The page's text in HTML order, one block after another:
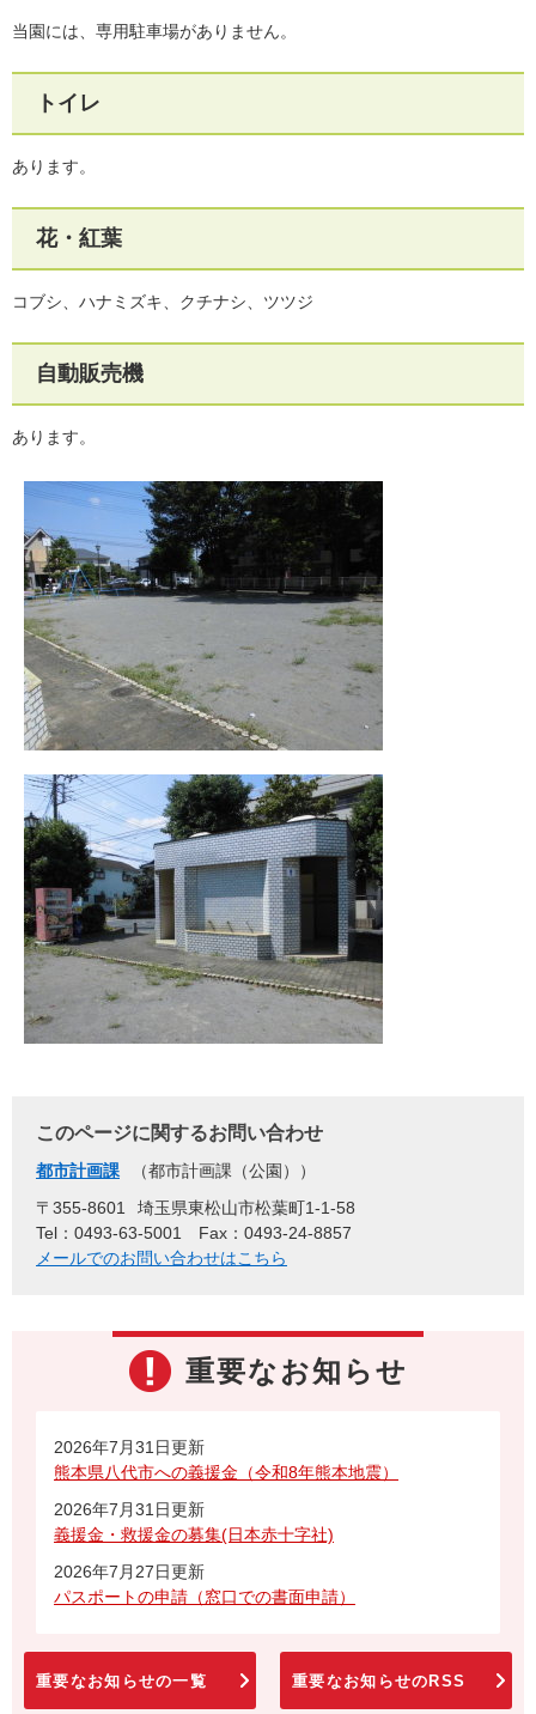
当園には、専用駐車場がありません。
トイレ
あります。
花・紅葉
コブシ、ハナミズキ、クチナシ、ツツジ
自動販売機
あります。
このページに関するお問い合わせ
都市計画課
都市計画課（公園）
〒355-8601
埼玉県東松山市松葉町1-1-58
Tel：0493-63-5001
Fax：0493-24-8857
メールでのお問い合わせはこちら
重要なお知らせ
2026年7月31日更新
熊本県八代市への義援金（令和8年熊本地震）
2026年7月31日更新
義援金・救援金の募集(日本赤十字社)
2026年7月27日更新
パスポートの申請（窓口での書面申請）
重要なお知らせの一覧 重要なお知らせのRSS